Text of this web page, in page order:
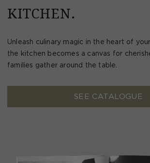
KITCHEN.
Unleash culinary magic in the heart of
the kitchen becomes a canvas for
families gather around the table.
SEE CATALOGUE